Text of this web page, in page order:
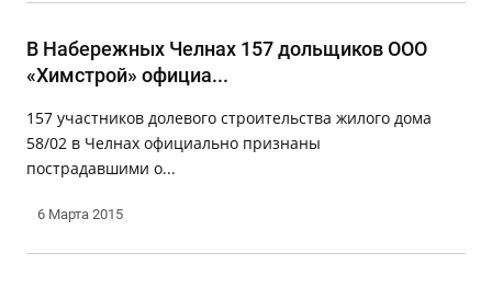
В Набережных Челнах 157 дольщиков ООО
«Химстрой» официа...
157 участников долевого строительства жилого дома
58/02 в Челнах официально признаны
пострадавшими о...
6 Марта 2015